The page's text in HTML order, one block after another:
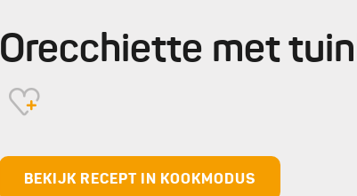
Orecchiette met
BEKIJK RECEPT IN KOOKMODUS